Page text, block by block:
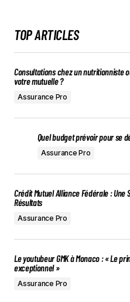
TOP ARTICLES
Consultations chez un nutritionniste
votre mutuelle ?
Assurance Pro
Quel budget prévoir pour se
Assurance Pro
Crédit Mutuel Alliance Fédérale :
Résultats
Assurance Pro
Le youtubeur GMK à Monaco : « Le
exceptionnel »
Assurance Pro